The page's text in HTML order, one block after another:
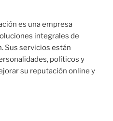
es una empresa
integrales de
Sus servicios están
políticos y
su reputación online y